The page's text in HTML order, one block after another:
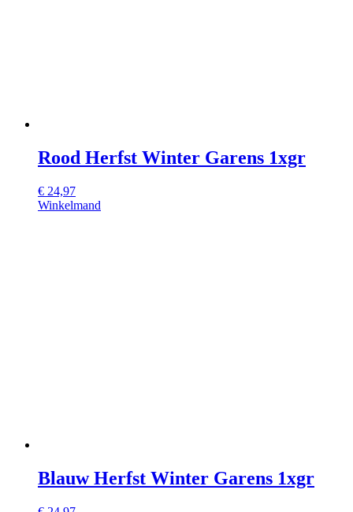
Rood Herfst Winter Garens 1xgr
€ 24,97
Winkelmand
Blauw Herfst Winter Garens 1xgr